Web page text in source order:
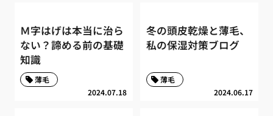
Ｍ字はげは本当に治ら
ない？諦める前の基礎
知識
2024.07.18
薄毛
冬の頭皮乾燥と薄毛、
私の保湿対策ブログ
2024.06.17
薄毛